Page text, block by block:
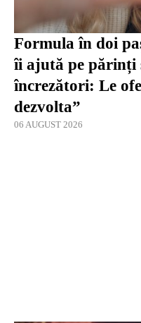
Formula în doi
îi ajută pe părinți
încrezători: Le
dezvolta”
06 AUGUST 2026